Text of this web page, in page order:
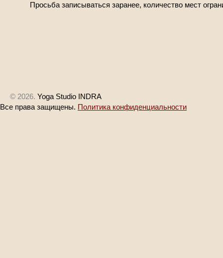
Просьба записываться заранее, количество мест
© 2026. Yoga Studio INDRA
Все права защищены. Политика конфиденциальности